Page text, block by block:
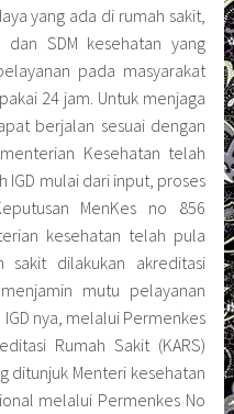
yang ada di rumah sakit,
SDM kesehatan yang
pada masyarakat
24 jam. Untuk menjaga
berjalan sesuai dengan
Kesehatan telah
IGD mulai dari input, proses
MenKes no 856
kesehatan telah pula
sakit dilakukan akreditasi
mutu pelayanan
nya, melalui Permenkes
Rumah Sakit (KARS)
ditunjuk Menteri kesehatan
melalui Permenkes No